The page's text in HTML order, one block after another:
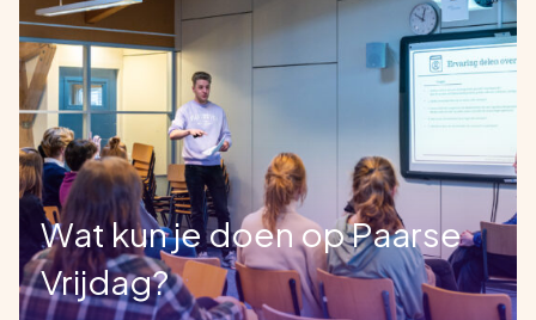
Wat kun je doen op Paarse
Vrijdag?